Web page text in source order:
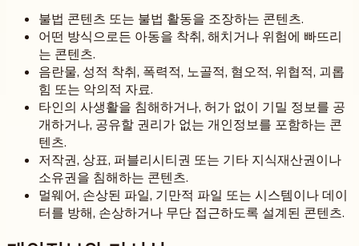
불법 콘텐츠 또는 불법 활동을 조장하는 콘텐츠.
어떤 방식으로든 아동을 착취, 해치거나 위험에 빠뜨리
는 콘텐츠.
음란물, 성적 착취, 폭력적, 노골적, 혐오적, 위협적, 괴롭
힘 또는 악의적 자료.
타인의 사생활을 침해하거나, 허가 없이 기밀 정보를 공
개하거나, 공유할 권리가 없는 개인정보를 포함하는 콘
텐츠.
저작권, 상표, 퍼블리시티권 또는 기타 지식재산권이나
소유권을 침해하는 콘텐츠.
멀웨어, 손상된 파일, 기만적 파일 또는 시스템이나 데이
터를 방해, 손상하거나 무단 접근하도록 설계된 콘텐츠.